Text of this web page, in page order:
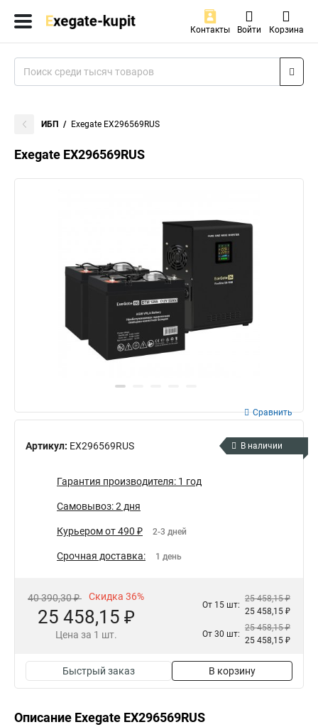
Контакты Войти Корзина
ИБП Exegate EX296569RUS
Exegate EX296569RUS
Артикул: EX296569RUS
Сравнить
В наличии
Гарантия производителя: 1 год
Самовывоз: 2 дня
Курьером от 490 ₽ 2-3 дней
Срочная доставка: 1 день
40 390,30 ₽ Скидка 36%
25 458,15 ₽
Цена за 1 шт.
От 15 шт:
25 458,15 ₽
25 458,15 ₽
От 30 шт:
25 458,15 ₽
25 458,15 ₽
Быстрый заказ В корзину
Описание Exegate EX296569RUS